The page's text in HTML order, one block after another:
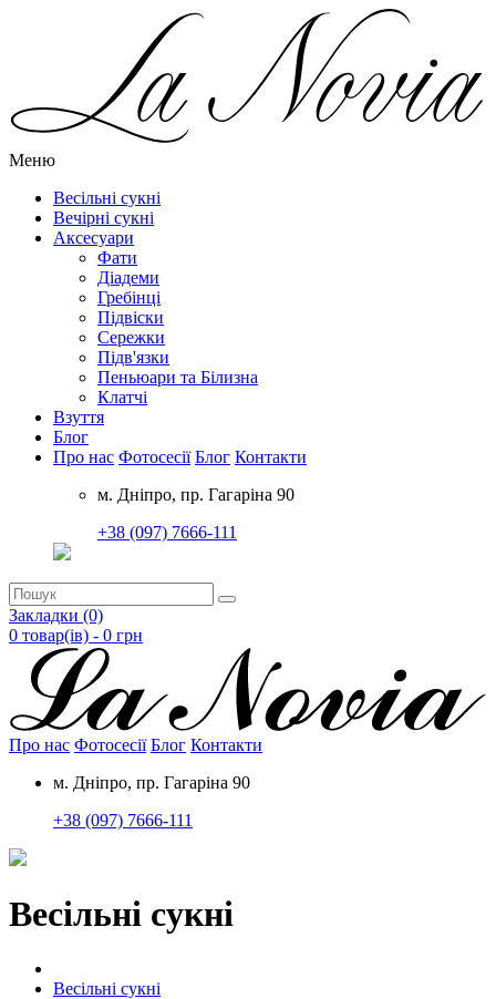
Меню
Весільні сукні
Вечірні сукні
Аксесуари
Фати
Діадеми
Гребінці
Підвіски
Сережки
Підв'язки
Пеньюари та Білизна
Клатчі
Взуття
Блог
Про нас Фотосесії Блог Контакти
м. Дніпро, пр. Гагаріна 90
+38 (097) 7666-111
Закладки (0)
0 товар(ів) - 0 грн
Про нас Фотосесії Блог Контакти
м. Дніпро, пр. Гагаріна 90
+38 (097) 7666-111
Весільні сукні
Весільні сукні